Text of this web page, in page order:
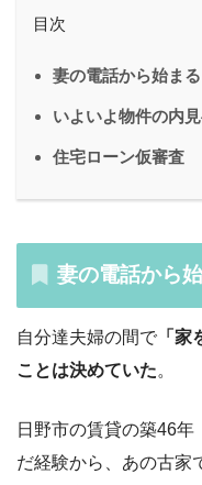
目次
妻の電話から始まる
いよいよ物件の内
住宅ローン仮審査
妻の電話から
自分達夫婦の間で 「
ことは決めていた。
日野市の賃貸の築46
だ経験から、あの古家